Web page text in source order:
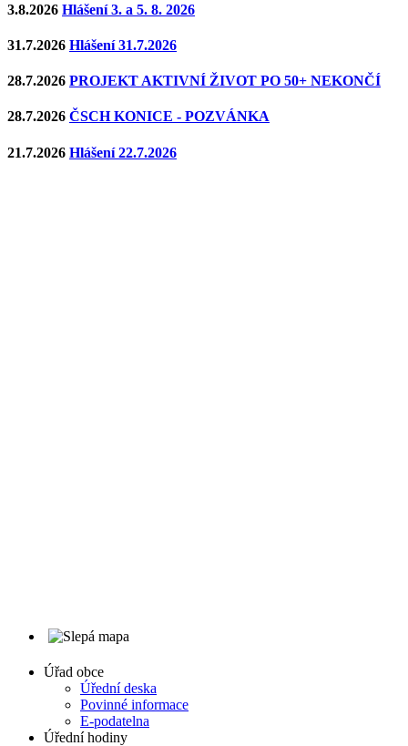
3.8.2026 Hlášení 3. a 5. 8. 2026
31.7.2026 Hlášení 31.7.2026
28.7.2026 PROJEKT AKTIVNÍ ŽIVOT PO 50+ NEKONČÍ
28.7.2026 ČSCH KONICE - POZVÁNKA
21.7.2026 Hlášení 22.7.2026
Úřad obce
Úřední deska
Povinné informace
E-podatelna
Úřední hodiny